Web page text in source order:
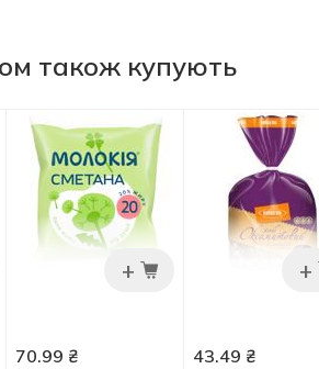
також купують
+
70.99 ₴
+
43.49 ₴